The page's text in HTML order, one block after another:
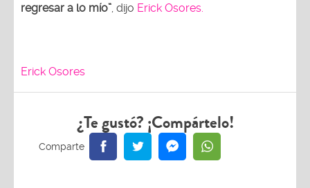
regresar a lo mío” , dijo Erick Osores.
Erick Osores
¿Te gustó? ¡Compártelo!